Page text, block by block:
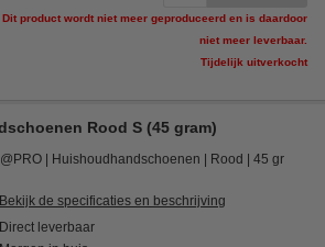
Dit product wordt niet meer geproduceerd en is daardoor
niet meer leverbaar.
Tijdelijk uitverkocht
Rood S (45 gram)
Huishoudhandschoenen Rood 45 gr
Bekijk de specificaties en beschrijving
Direct leverbaar